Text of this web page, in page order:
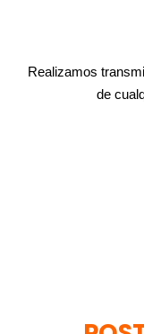
Realizamos
de